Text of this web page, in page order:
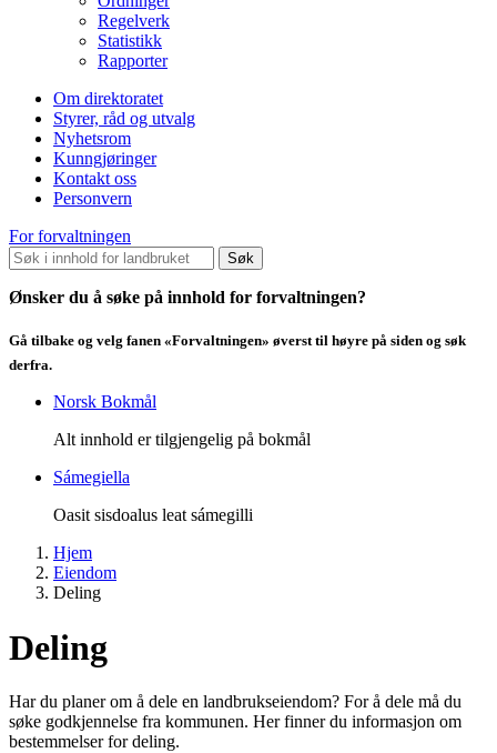
Regelverk
Statistikk
Rapporter
Om direktoratet
Styrer, råd og utvalg
Nyhetsrom
Kunngjøringer
Kontakt oss
Personvern
For forvaltningen
Søk
Ønsker du å søke på innhold for forvaltningen?
Gå tilbake og velg fanen «Forvaltningen» øverst til høyre på siden og søk
derfra.
Norsk Bokmål
Alt innhold er tilgjengelig på bokmål
Sámegiella
Oasit sisdoalus leat sámegilli
Hjem
Eiendom
Deling
Deling
Har du planer om å dele en landbrukseiendom? For å dele må du
søke godkjennelse fra kommunen. Her finner du informasjon om
bestemmelser for deling.